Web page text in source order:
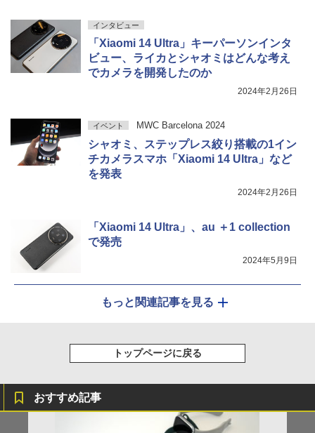
インタビュー
「Xiaomi 14 Ultra」キーパーソンインタ
ビュー、ライカとシャオミはどんな考え
でカメラを開発したのか
2024年2月26日
イベント MWC Barcelona 2024
シャオミ、ステップレス絞り搭載の1イン
チカメラスマホ「Xiaomi 14 Ultra」など
を発表
2024年2月26日
「Xiaomi 14 Ultra」、au ＋1 collection
で発売
2024年5月9日
もっと関連記事を見る
トップページに戻る
おすすめ記事